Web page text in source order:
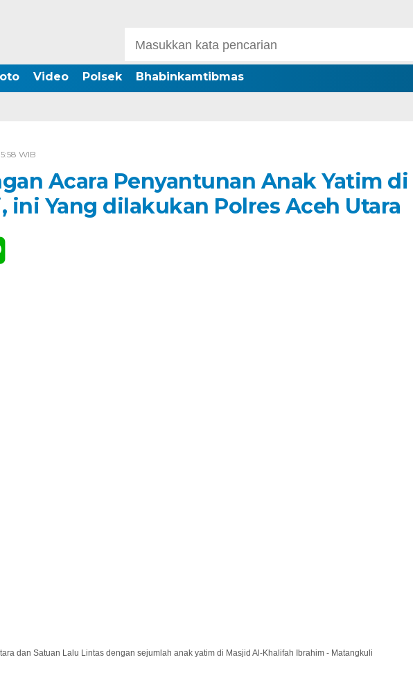
Video Polsek Bhabinkamtibmas
WIB
Acara Penyantunan Anak Yatim di
ini Yang dilakukan Polres Aceh Utara
dan Satuan Lalu Lintas dengan sejumlah anak yatim di Masjid Al-Khalifah Ibrahim - Matangkuli